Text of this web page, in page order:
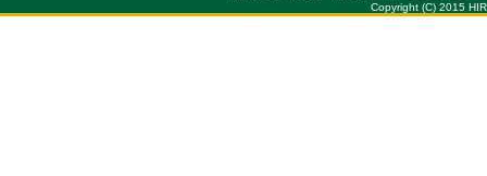
Copyright (C) 2015